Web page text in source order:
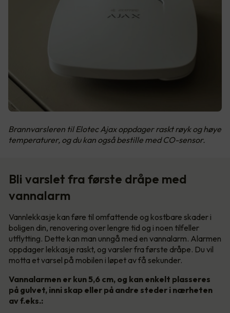
Brannvarsleren til Elotec Ajax oppdager raskt røyk og høye
temperaturer, og du kan også bestille med CO-sensor.
Bli varslet fra første dråpe med
vannalarm
Vannlekkasje kan føre til omfattende og kostbare skader i
boligen din, renovering over lengre tid og i noen tilfeller
utflytting. Dette kan man unngå med en vannalarm. Alarmen
oppdager lekkasje raskt, og varsler fra første dråpe. Du vil
motta et varsel på mobilen i løpet av få sekunder.
Vannalarmen er kun 5,6 cm, og kan enkelt plasseres
på gulvet, inni skap eller på andre steder i nærheten
av f.eks.: